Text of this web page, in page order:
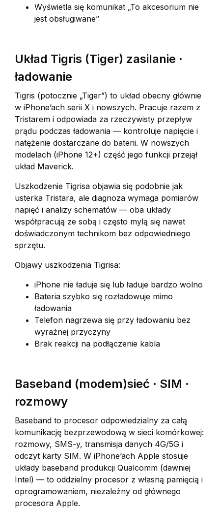
Wyświetla się komunikat „To akcesorium nie
jest obsługiwane”
Układ Tigris (Tiger) zasilanie ·
ładowanie
Tigris (potocznie „Tiger”) to układ obecny głównie
w iPhone’ach serii X i nowszych. Pracuje razem z
Tristarem i odpowiada za rzeczywisty przepływ
prądu podczas ładowania — kontroluje napięcie i
natężenie dostarczane do baterii. W nowszych
modelach (iPhone 12+) część jego funkcji przejął
układ Maverick.
Uszkodzenie Tigrisa objawia się podobnie jak
usterka Tristara, ale diagnoza wymaga pomiarów
napięć i analizy schematów — oba układy
współpracują ze sobą i często mylą się nawet
doświadczonym technikom bez odpowiedniego
sprzętu.
Objawy uszkodzenia Tigrisa:
iPhone nie ładuje się lub ładuje bardzo wolno
Bateria szybko się rozładowuje mimo
ładowania
Telefon nagrzewa się przy ładowaniu bez
wyraźnej przyczyny
Brak reakcji na podłączenie kabla
Baseband (modem)sieć · SIM ·
rozmowy
Baseband to procesor odpowiedzialny za całą
komunikację bezprzewodową w sieci komórkowej:
rozmowy, SMS-y, transmisja danych 4G/5G i
odczyt karty SIM. W iPhone’ach Apple stosuje
układy baseband produkcji Qualcomm (dawniej
Intel) — to oddzielny procesor z własną pamięcią i
oprogramowaniem, niezależny od głównego
procesora Apple.